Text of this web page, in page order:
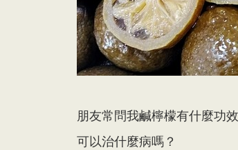
朋友常問我鹹檸檬有什麼功
可以治什麼病嗎？